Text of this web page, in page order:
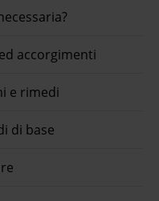
accorgimenti
e rimedi
di base